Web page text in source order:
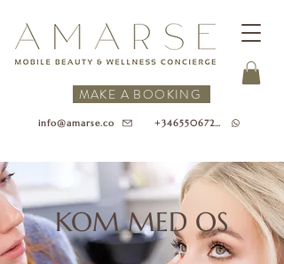
info@amarse.co +34655067218
MAKE A BOOKING
KOM MED OS